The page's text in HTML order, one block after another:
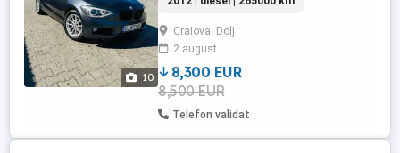
10
viteze 6+1 trepte Consum 4.5 l 100km
Dotari: Dublu climatronic Keyless Go
Faruri BiXenon adaptiv Spalatoare Faruri
Sistem alarma DEFA Moduri de condus
Sport + Sport Comfort Eco Pro Lumini ...
Craiova, Dolj
2 august
8,300 EUR
8,500 EUR
Telefon validat